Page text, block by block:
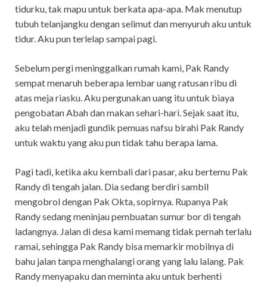
tidurku, tak mapu untuk berkata apa-apa. Mak menutup
tubuh telanjangku dengan selimut dan menyuruh aku untuk
tidur. Aku pun terlelap sampai pagi.
Sebelum pergi meninggalkan rumah kami, Pak Randy
sempat menaruh beberapa lembar uang ratusan ribu di
atas meja riasku. Aku pergunakan uang itu untuk biaya
pengobatan Abah dan makan sehari-hari. Sejak saat itu,
aku telah menjadi gundik pemuas nafsu birahi Pak Randy
untuk waktu yang aku pun tidak tahu berapa lama.
Pagi tadi, ketika aku kembali dari pasar, aku bertemu Pak
Randy di tengah jalan. Dia sedang berdiri sambil
mengobrol dengan Pak Okta, sopirnya. Rupanya Pak
Randy sedang meninjau pembuatan sumur bor di tengah
ladangnya. Jalan di desa kami memang tidak pernah terlalu
ramai, sehingga Pak Randy bisa memarkir mobilnya di
bahu jalan tanpa menghalangi orang yang lalu lalang. Pak
Randy menyapaku dan meminta aku untuk berhenti